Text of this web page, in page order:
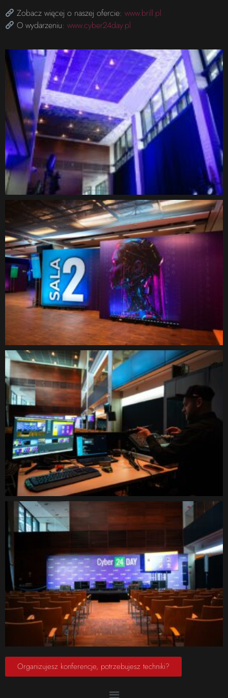
Zobacz więcej o naszej ofercie:www.brill.pl
O wydarzeniu:www.cyber24day.pl
Organizujesz konferencje, potrzebujesz techniki?